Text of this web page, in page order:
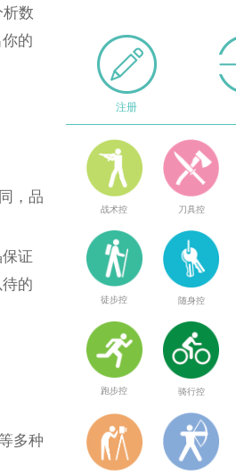
数
的
，品
证
的
多种
注册
战术控 刀具控
徒步控 随身控
跑步控 骑行控